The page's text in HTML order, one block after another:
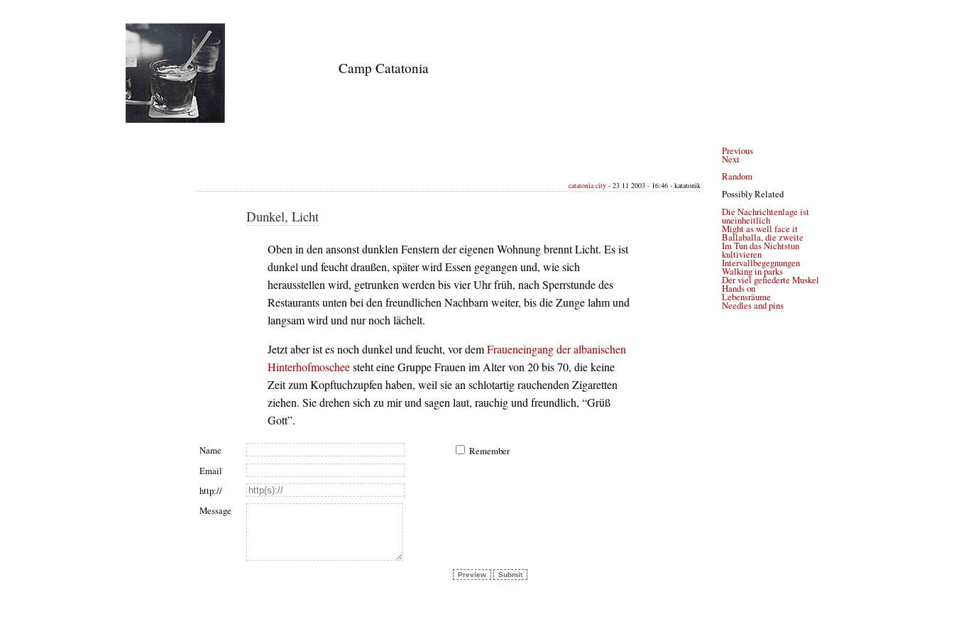
Camp Catatonia
Previous
Next
Random
Possibly Related
Die Nachrichtenlage ist
uneinheitlich
Might as well face it
Ballaballa, die zweite
Im Tun das Nichtstun
kultivieren
Intervallbegegnungen
Walking in parks
Der viel gefiederte Muskel
Hands on
Lebensräume
Needles and pins
catatonia city - 23 11 2003 - 16:46 - katatonik
Dunkel, Licht
Oben in den ansonst dunklen Fenstern der eigenen Wohnung brennt Licht. Es ist
dunkel und feucht draußen, später wird Essen gegangen und, wie sich
herausstellen wird, getrunken werden bis vier Uhr früh, nach Sperrstunde des
Restaurants unten bei den freundlichen Nachbarn weiter, bis die Zunge lahm und
langsam wird und nur noch lächelt.
Jetzt aber ist es noch dunkel und feucht, vor demFraueneingang der albanischen
Hinterhofmoscheesteht eine Gruppe Frauen im Alter von 20 bis 70, die keine
Zeit zum Kopftuchzupfen haben, weil sie an schlotartig rauchenden Zigaretten
ziehen. Sie drehen sich zu mir und sagen laut, rauchig und freundlich, “Grüß
Gott”.
Name
Remember
Email
http://
Message